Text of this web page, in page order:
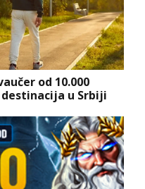
od 10.000
u Srbiji